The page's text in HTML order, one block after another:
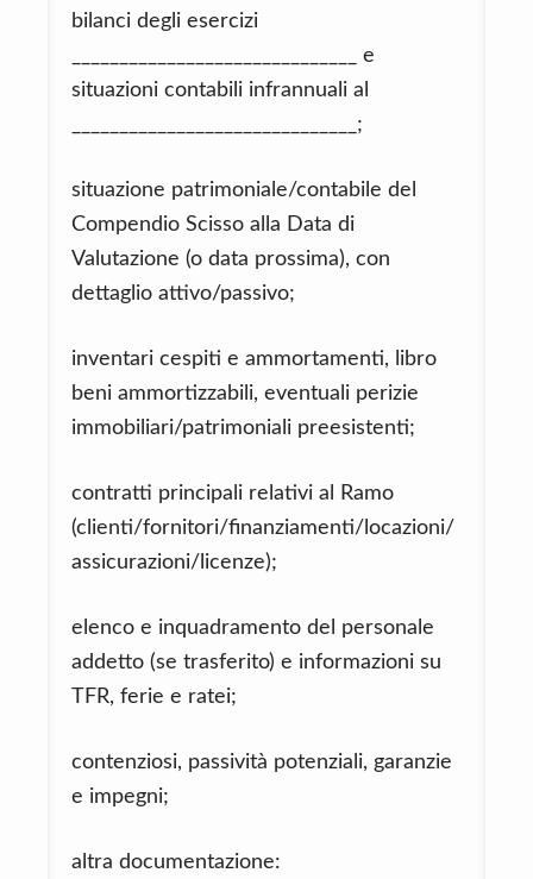
bilanci degli esercizi
______________________________ e
situazioni contabili infrannuali al
______________________________;
situazione patrimoniale/contabile del
Compendio Scisso alla Data di
Valutazione (o data prossima), con
dettaglio attivo/passivo;
inventari cespiti e ammortamenti, libro
beni ammortizzabili, eventuali perizie
immobiliari/patrimoniali preesistenti;
contratti principali relativi al Ramo
(clienti/fornitori/finanziamenti/locazioni/
assicurazioni/licenze);
elenco e inquadramento del personale
addetto (se trasferito) e informazioni su
TFR, ferie e ratei;
contenziosi, passività potenziali, garanzie
e impegni;
altra documentazione: